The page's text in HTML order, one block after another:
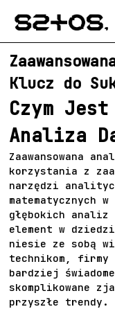
Klucz do
Czym Jest
Analiza
Zaawansowana
korzystania z
narzędzi
matematycznych
głębokich analiz
element w
niesie ze sobą
technikom, firmy i
bardziej
skomplikowane
przyszłe trendy.